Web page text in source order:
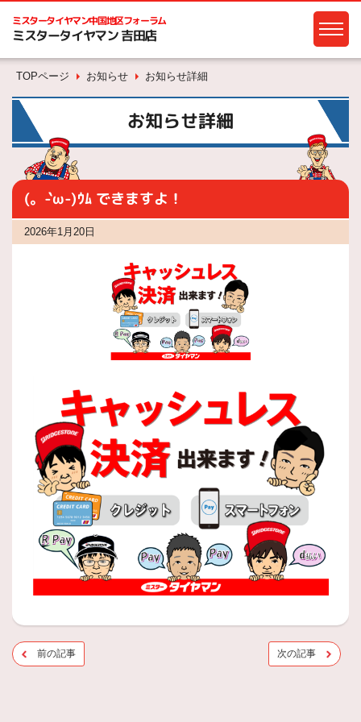
ミスタータイヤマン中国地区フォーラム
ミスタータイヤマン 吉田店
TOPページ お知らせ お知らせ詳細
お知らせ詳細
(。-`ω-)ｳﾑ できますよ！
2026年1月20日
前の記事 次の記事